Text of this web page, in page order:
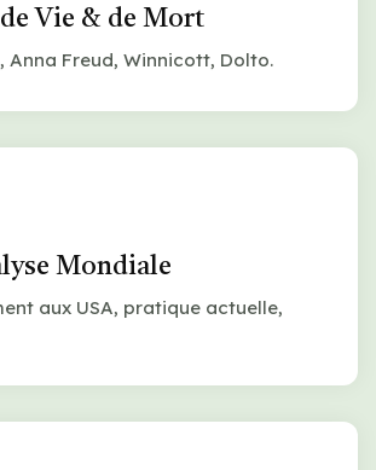
Vie & de Mort
Anna Freud, Winnicott, Dolto.
Mondiale
aux USA, pratique actuelle,